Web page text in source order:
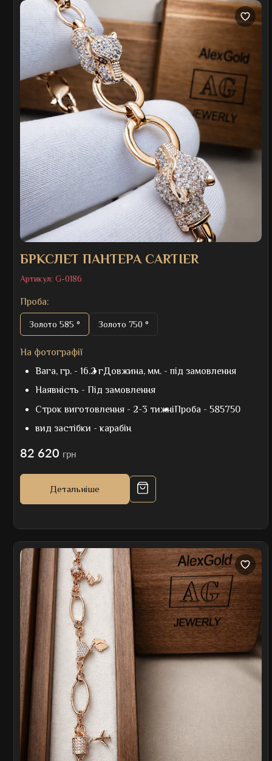
БРКСЛЕТ ПАНТЕРА CARTIER
Артикул: G-0186
Проба:
Золото 585 ° Золото 750 °
На фотографії
Вага, гр. - 16.2 гДовжина, мм. - під замовлення
Наявність - Під замовлення
Строк виготовлення - 2-3 тижніПроба - 585750
вид застібки -карабін
82 620 грн
Детальніше